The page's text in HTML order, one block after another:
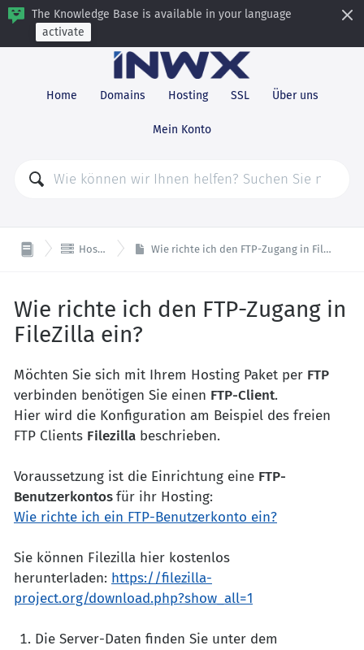
The Knowledge Base is available in your language
activate
Home Domains Hosting SSL Über uns
Mein Konto
 Hosting Wie richte ich den FTP-Zugang in FileZilla ein?
Wie richte ich den FTP-Zugang in
FileZilla ein?
Möchten Sie sich mit Ihrem Hosting Paket per FTP
verbinden benötigen Sie einen FTP-Client.
Hier wird die Konfiguration am Beispiel des freien
FTP Clients Filezilla beschrieben.
Voraussetzung ist die Einrichtung eine FTP-
Benutzerkontosfür ihr Hosting:
Wie richte ich ein FTP-Benutzerkonto ein?
Sie können Filezilla hier kostenlos
herunterladen: https://filezilla-
project.org/download.php?show_all=1
Die Server-Daten finden Sie unter dem